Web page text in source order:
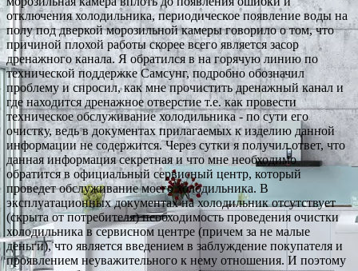
отключения холодильника, периодическое появление воды на
полу под дверкой морозильной камеры говорило о том, что
причиной плохой работы скорее всего является засор
дренажного канала. Я обратился в на горячую линию по
технической поддержке Самсунг, подробно обозначил
проблему и спросил, как мне прочистить дренажный канал и
где находится дренажное отверстие т.е. как провести
техническое обслуживание холодильника - по сути его
очистку, ведь в документах прилагаемых к изделию данной
информации не содержится. Через сутки я получил ответ, что
данная информация секретная и что мне необходимо
обратится в официальный сервисный центр, который
проведет обслуживание моего холодильника. В
эксплуатационных документах на холодильник отсутствует
(скрыта от потребителя) необходимость проведения очистки
холодильника в сервисном центре (причем за не малые
деньги), что является введением в заблуждение покупателя и
проявлением неуважительного к нему отношения. И поэтому